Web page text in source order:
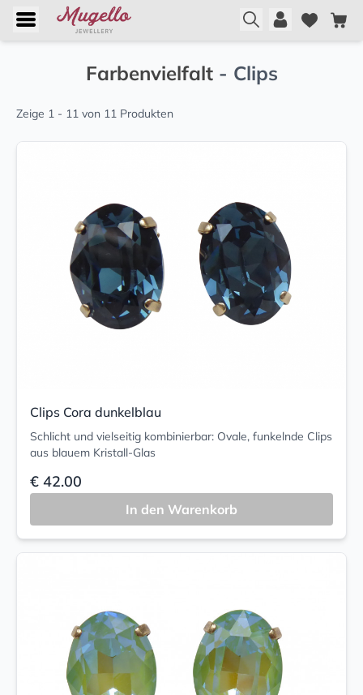
Farbenvielfalt - Clips
Zeige 1 - 11 von 11 Produkten
Clips Cora dunkelblau
Schlicht und vielseitig kombinierbar: Ovale, funkelnde Clips
aus blauem Kristall-Glas
€ 42.00
In den Warenkorb